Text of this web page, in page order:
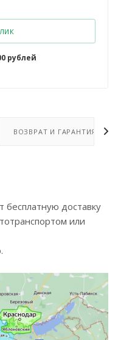
рублей
ВОЗВРАТ И ГАРАНТИЯ
бесплатную доставку
или